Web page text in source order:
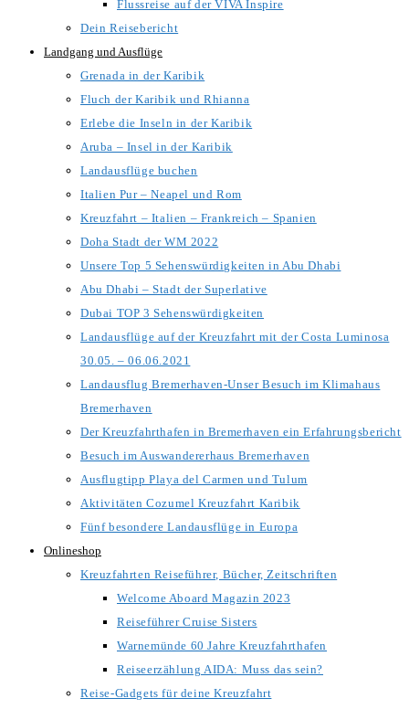
Flussreise auf der VIVA Inspire
Dein Reisebericht
Landgang und Ausflüge
Grenada in der Karibik
Fluch der Karibik und Rhianna
Erlebe die Inseln in der Karibik
Aruba – Insel in der Karibik
Landausflüge buchen
Italien Pur – Neapel und Rom
Kreuzfahrt – Italien – Frankreich – Spanien
Doha Stadt der WM 2022
Unsere Top 5 Sehenswürdigkeiten in Abu Dhabi
Abu Dhabi – Stadt der Superlative
Dubai TOP 3 Sehenswürdigkeiten
Landausflüge auf der Kreuzfahrt mit der Costa Luminosa
30.05. – 06.06.2021
Landausflug Bremerhaven-Unser Besuch im Klimahaus
Bremerhaven
Der Kreuzfahrthafen in Bremerhaven ein Erfahrungsbericht
Besuch im Auswandererhaus Bremerhaven
Ausflugtipp Playa del Carmen und Tulum
Aktivitäten Cozumel Kreuzfahrt Karibik
Fünf besondere Landausflüge in Europa
Onlineshop
Kreuzfahrten Reiseführer, Bücher, Zeitschriften
Welcome Aboard Magazin 2023
Reiseführer Cruise Sisters
Warnemünde 60 Jahre Kreuzfahrthafen
Reiseerzählung AIDA: Muss das sein?
Reise-Gadgets für deine Kreuzfahrt